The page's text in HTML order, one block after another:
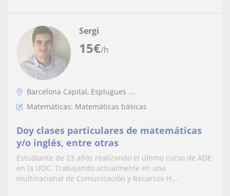
15€/h
Sergi
Barcelona Capital, Esplugues ...
Matemáticas: Matemáticas básicas
Doy clases particulares de matemáticas
y/o inglés, entre otras
Estudiante de 23 años realizando el último curso de ADE
en la UOC. Trabajando actualmente en una
multinacional de Comunicación y Recursos H...